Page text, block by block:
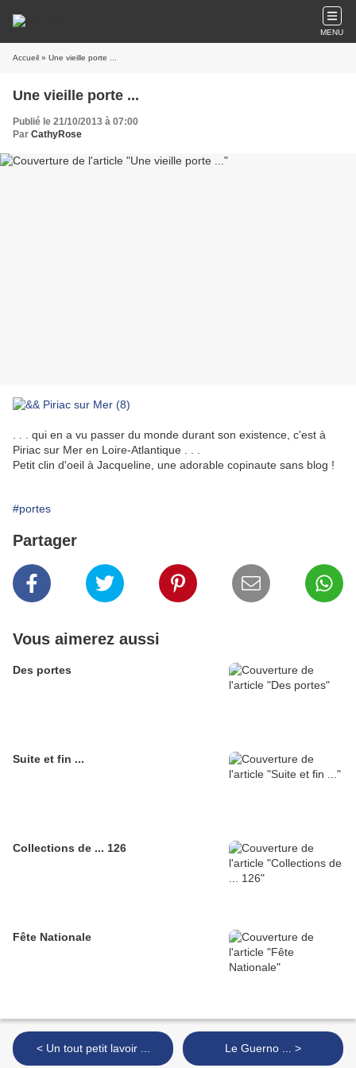
MENU
Accueil » Une vieille porte ...
Une vieille porte ...
Publié le 21/10/2013 à 07:00
Par CathyRose
. . . qui en a vu passer du monde durant son existence, c'est à
Piriac sur Mer en Loire-Atlantique . . .
Petit clin d'oeil à Jacqueline, une adorable copinaute sans blog !
#portes
Partager
Vous aimerez aussi
Des portes
Suite et fin ...
Collections de ... 126
Fête Nationale
< Un tout petit lavoir ... Le Guerno ... >